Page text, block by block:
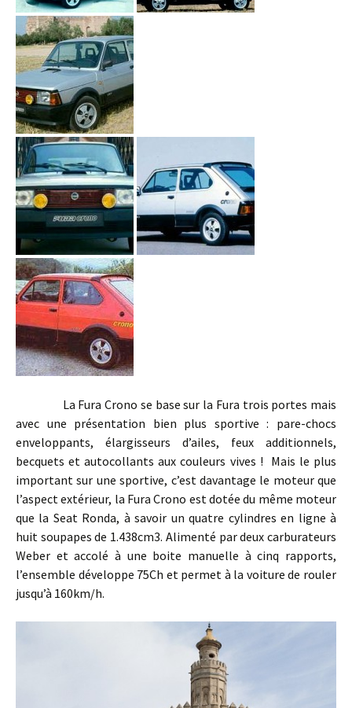
La Fura Crono se base sur la Fura trois portes mais
avec une présentation bien plus sportive : pare-chocs
enveloppants, élargisseurs d’ailes, feux additionnels,
becquets et autocollants aux couleurs vives ! Mais le plus
important sur une sportive, c’est davantage le moteur que
l’aspect extérieur, la Fura Crono est dotée du même moteur
que la Seat Ronda, à savoir un quatre cylindres en ligne à
huit soupapes de 1.438cm3. Alimenté par deux carburateurs
Weber et accolé à une boite manuelle à cinq rapports,
l’ensemble développe 75Ch et permet à la voiture de rouler
jusqu’à 160km/h.